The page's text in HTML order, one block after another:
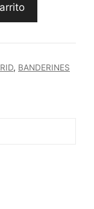
, BANDERINES